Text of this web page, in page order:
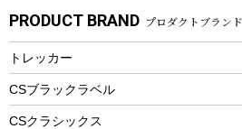
マグカップ、カップ
ステンレスボトル
フードボトル
スプレー関係
ツール、他
ヘルメット
エアーポンプ
アクセサリー
自転車ウェア
パラソル
フローティングベスト
ヘルメット
湯たんぽ
防災用品
PRODUCT BRAND プロダクトブランド
トレッカー
CSブラックラベル
CSクラシックス